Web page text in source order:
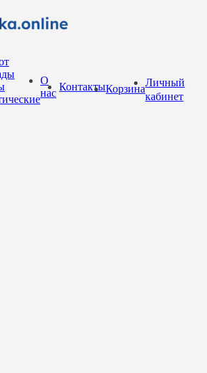
О
нас
КонтактыКорзина
Личный
кабинет